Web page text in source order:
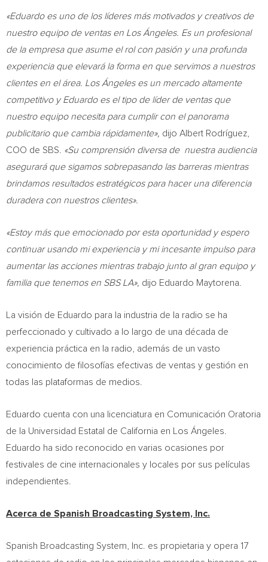
«Eduardo es uno de los líderes más motivados y creativos de
nuestro equipo de ventas en Los Ángeles. Es un profesional
de la empresa que asume el rol con pasión y una profunda
experiencia que elevará la forma en que servimos a nuestros
clientes en el área. Los Ángeles es un mercado altamente
competitivo y Eduardo es el tipo de líder de ventas que
nuestro equipo necesita para cumplir con el panorama
publicitario que cambia rápidamente», dijo Albert Rodríguez,
COO de SBS. «Su comprensión diversa de nuestra audiencia
asegurará que sigamos sobrepasando las barreras mientras
brindamos resultados estratégicos para hacer una diferencia
duradera con nuestros clientes».
«Estoy más que emocionado por esta oportunidad y espero
continuar usando mi experiencia y mi incesante impulso para
aumentar las acciones mientras trabajo junto al gran equipo y
familia que tenemos en SBS LA», dijo Eduardo Maytorena
La visión de Eduardo para la industria de la radio se ha
perfeccionado y cultivado a lo largo de una década de
experiencia práctica en la radio, además de un vasto
conocimiento de filosofías efectivas de ventas y gestión en
todas las plataformas de medios.
Eduardo cuenta con una licenciatura en Comunicación Oratoria
de la Universidad Estatal de California en Los Ángeles.
Eduardo ha sido reconocido en varias ocasiones por
festivales de cine internacionales y locales por sus películas
independientes.
Acerca de Spanish Broadcasting System, Inc.
Spanish Broadcasting System, Inc. es propietaria y opera 17